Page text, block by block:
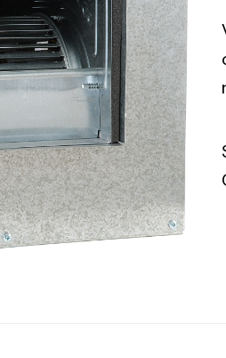
eléctrico.
Lighting and
Electrical
Equipment
Complete